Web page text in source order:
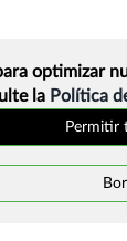
optimizar
la Política
Permitir